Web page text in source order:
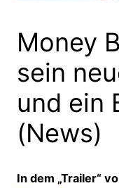
Money
sein
und ein
(News)
In dem „Trailer“